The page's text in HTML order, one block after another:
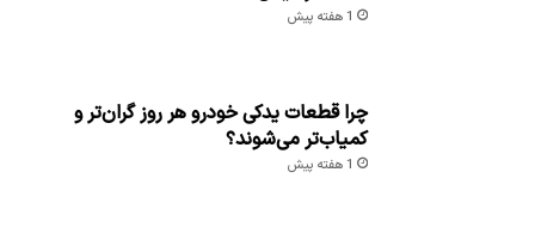
1 هفته پیش
چرا قطعات یدکی خودرو هر روز گران‌تر و
کمیاب‌تر می‌شوند؟
1 هفته پیش